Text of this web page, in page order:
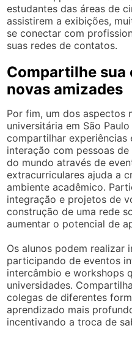
estudantes das áreas de
assistirem a exibições,
se conectar com
suas redes de contatos.
Compartilhe sua
novas amizades
Por fim, um dos aspectos
universitária em São
compartilhar experiências
interação com pessoas
do mundo através de
extracurriculares ajuda a
ambiente acadêmico.
integração e projetos de
construção de uma rede
aumentar o potencial de
Os alunos podem realizar
participando de eventos
intercâmbio e workshops
universidades.
colegas de diferentes
aprendizado mais
incentivando a troca de